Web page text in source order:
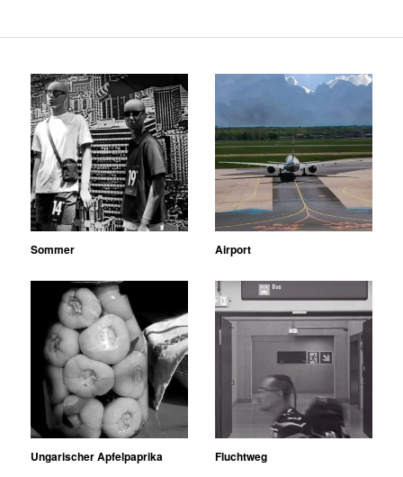
Sommer Airport
Ungarischer Apfelpaprika Fluchtweg